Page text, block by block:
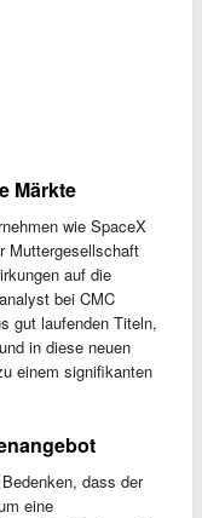
Märkte
wie SpaceX
Muttergesellschaft
auf die
bei CMC
gut laufenden Titeln,
in diese neuen
einem signifikanten
dass der
eine